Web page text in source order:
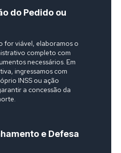
do Pedido ou
for viável, elaboramos o
completo com
necessários. Em
ingressamos com
INSS ou ação
a concessão da
e Defesa